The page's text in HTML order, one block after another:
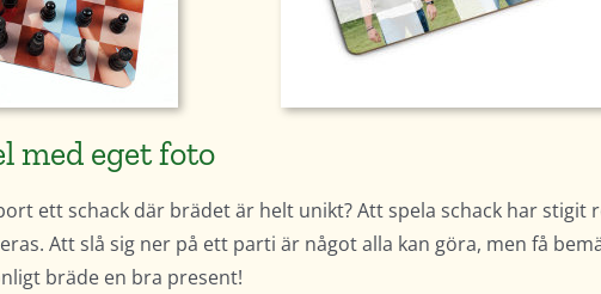
med eget foto
ett schack där brädet är helt unikt? Att spela schack har
Att slå sig ner på ett parti är något alla kan göra, men få
bräde en bra present!